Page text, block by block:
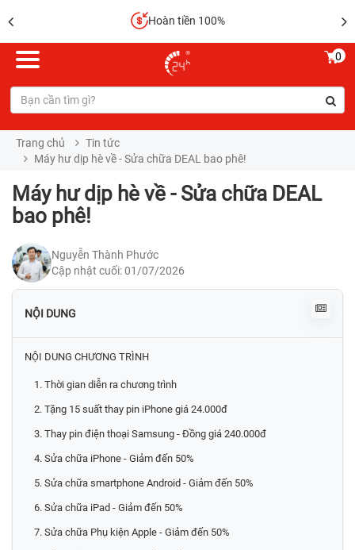
Hoàn tiền 100%
0
Trang chủ
Tin tức
Máy hư dịp hè về - Sửa chữa DEAL bao phê!
Máy hư dịp hè về - Sửa chữa DEAL
bao phê!
Nguyễn Thành Phước
Cập nhật cuối: 01/07/2026
NỘI DUNG
NỘI DUNG CHƯƠNG TRÌNH
1. Thời gian diễn ra chương trình
2. Tặng 15 suất thay pin iPhone giá 24.000đ
3. Thay pin điện thoại Samsung - Đồng giá 240.000đ
4. Sửa chữa iPhone - Giảm đến 50%
5. Sửa chữa smartphone Android - Giảm đến 50%
6. Sửa chữa iPad - Giảm đến 50%
7. Sửa chữa Phụ kiện Apple - Giảm đến 50%